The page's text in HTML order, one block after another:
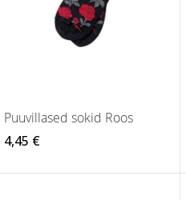
Puuvillased sokid Roos
4,45 €